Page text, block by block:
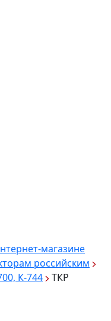
магазине
российским
К-744
ТКР